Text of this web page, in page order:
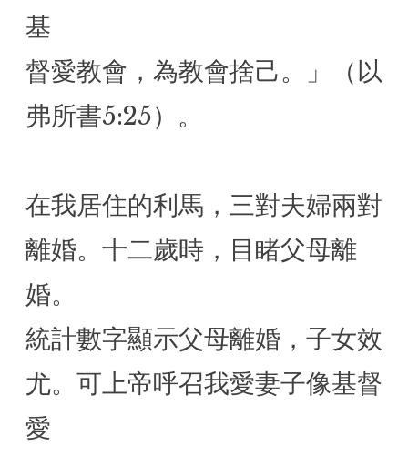
基
督愛教會，為教會捨己。」（以
弗所書5:25）。
在我居住的利馬，三對夫婦兩對
離婚。十二歲時，目睹父母離
婚。
統計數字顯示父母離婚，子女效
尤。可上帝呼召我愛妻子像基督
愛